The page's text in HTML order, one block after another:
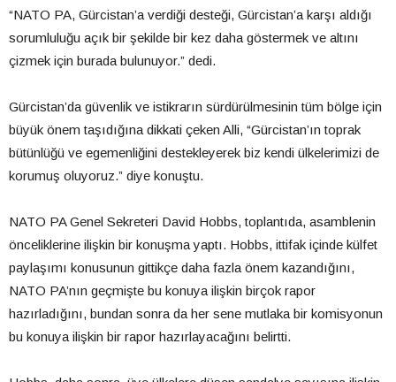
“NATO PA, Gürcistan’a verdiği desteği, Gürcistan’a karşı aldığı
sorumluluğu açık bir şekilde bir kez daha göstermek ve altını
çizmek için burada bulunuyor.” dedi.
Gürcistan’da güvenlik ve istikrarın sürdürülmesinin tüm bölge için
büyük önem taşıdığına dikkati çeken Alli, “Gürcistan’ın toprak
bütünlüğü ve egemenliğini destekleyerek biz kendi ülkelerimizi de
korumuş oluyoruz.” diye konuştu.
NATO PA Genel Sekreteri David Hobbs, toplantıda, asamblenin
önceliklerine ilişkin bir konuşma yaptı. Hobbs, ittifak içinde külfet
paylaşımı konusunun gittikçe daha fazla önem kazandığını,
NATO PA’nın geçmişte bu konuya ilişkin birçok rapor
hazırladığını, bundan sonra da her sene mutlaka bir komisyonun
bu konuya ilişkin bir rapor hazırlayacağını belirtti.